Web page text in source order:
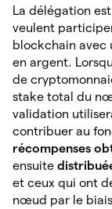
La délégation
veulent
blockchain avec
en argent.
de
stake total du
validation
contribuer au
récompenses
ensuite
et ceux qui ont
nœud par le